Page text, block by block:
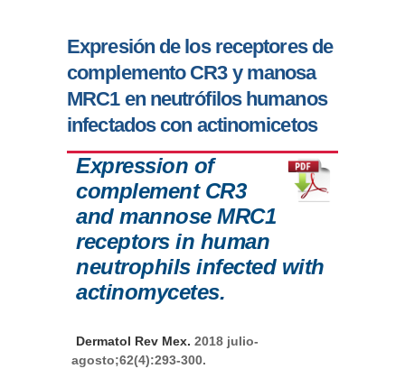
Expresión de los receptores de
complemento CR3 y manosa
MRC1 en neutrófilos humanos
infectados con actinomicetos
Expression of
complement CR3
and mannose MRC1
receptors in human
neutrophils infected with
actinomycetes.
Dermatol Rev Mex. 2018 julio-
agosto;62(4):293-300.